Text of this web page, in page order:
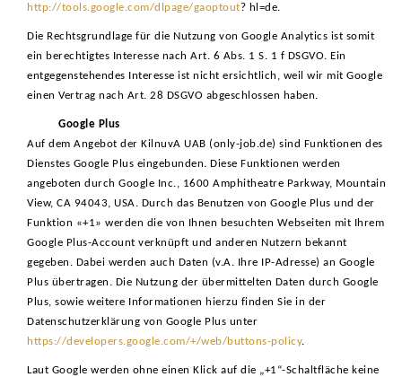
http://tools.google.com/dlpage/gaoptout? hl=de.
Die Rechtsgrundlage für die Nutzung von Google Analytics ist somit
ein berechtigtes Interesse nach Art. 6 Abs. 1 S. 1 f DSGVO. Ein
entgegenstehendes Interesse ist nicht ersichtlich, weil wir mit Google
einen Vertrag nach Art. 28 DSGVO abgeschlossen haben.
Google Plus
Auf dem Angebot der KilnuvA UAB (only-job.de) sind Funktionen des
Dienstes Google Plus eingebunden. Diese Funktionen werden
angeboten durch Google Inc., 1600 Amphitheatre Parkway, Mountain
View, CA 94043, USA. Durch das Benutzen von Google Plus und der
Funktion «+1» werden die von Ihnen besuchten Webseiten mit Ihrem
Google Plus-Account verknüpft und anderen Nutzern bekannt
gegeben. Dabei werden auch Daten (v.A. Ihre IP-Adresse) an Google
Plus übertragen. Die Nutzung der übermittelten Daten durch Google
Plus, sowie weitere Informationen hierzu finden Sie in der
Datenschutzerklärung von Google Plus unter
https://developers.google.com/+/web/buttons-policy.
Laut Google werden ohne einen Klick auf die „+1“-Schaltfläche keine